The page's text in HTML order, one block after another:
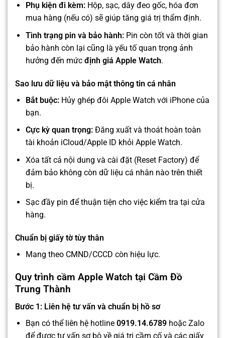
Phụ kiện đi kèm:Hộp, sạc, dây đeo gốc, hóa đơn
mua hàng (nếu có) sẽ giúp tăng giá trị thẩm định.
Tình trạng pin và bảo hành:Pin còn tốt và thời gian
bảo hành còn lại cũng là yếu tố quan trọng ảnh
hưởng đến mức định giá Apple Watch.
Sao lưu dữ liệu và bảo mật thông tin cá nhân
Bắt buộc:Hủy ghép đôi Apple Watch với iPhone của
bạn.
Cực kỳ quan trọng:Đăng xuất và thoát hoàn toàn
tài khoản iCloud/Apple ID khỏi Apple Watch.
Xóa tất cả nội dung và cài đặt (Reset Factory) để
đảm bảo không còn dữ liệu cá nhân nào trên thiết
bị.
Sạc đầy pin để thuận tiện cho việc kiểm tra tại cửa
hàng.
Chuẩn bị giấy tờ tùy thân
Mang theo CMND/CCCD còn hiệu lực.
Quy trình cầm Apple Watch tại Cầm Đồ
Trung Thành
Bước 1: Liên hệ tư vấn và chuẩn bị hồ sơ
Bạn có thể liên hệ hotline 0919.14.6789hoặc Zalo
để được tư vấn sơ bộ về giá trị cầm cố và các giấy